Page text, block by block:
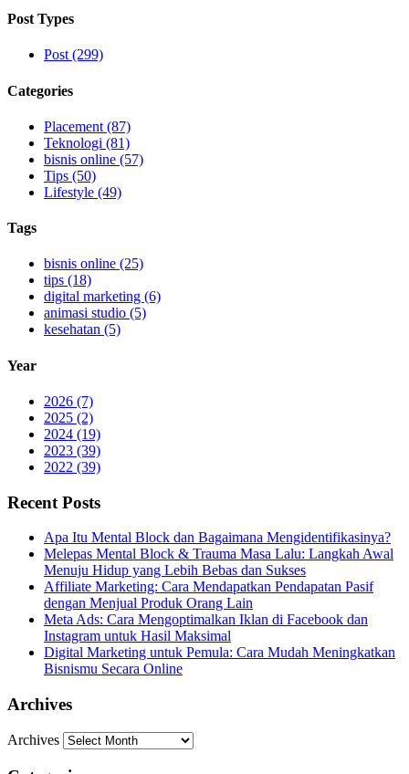
Post Types
Post (299)
Categories
Placement (87)
Teknologi (81)
bisnis online (57)
Tips (50)
Lifestyle (49)
Tags
bisnis online (25)
tips (18)
digital marketing (6)
animasi studio (5)
kesehatan (5)
Year
2026 (7)
2025 (2)
2024 (19)
2023 (39)
2022 (39)
Recent Posts
Apa Itu Mental Block dan Bagaimana Mengidentifikasinya?
Melepas Mental Block & Trauma Masa Lalu: Langkah Awal
Menuju Hidup yang Lebih Bebas dan Sukses
Affiliate Marketing: Cara Mendapatkan Pendapatan Pasif
dengan Menjual Produk Orang Lain
Meta Ads: Cara Mengoptimalkan Iklan di Facebook dan
Instagram untuk Hasil Maksimal
Digital Marketing untuk Pemula: Cara Mudah Meningkatkan
Bisnismu Secara Online
Archives
Archives